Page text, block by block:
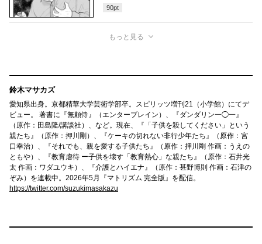
90pt
もっと見る
鈴木マサカズ
愛知県出身。京都精華大学芸術学部卒。スピリッツ増刊21（小学館）にてデ
ビュー。 著書に『無頼侍』（エンターブレイン）、『ダンダリン一◯一』
（原作：田島隆/講談社）、など。現在、『「子供を殺してください」という
親たち』（原作：押川剛）、『ケーキの切れない非行少年たち』（原作：宮
口幸治）、『それでも、親を愛する子供たち』（原作：押川剛 作画：うえの
ともや）、『教育虐待 ー子供を壊す「教育熱心」な親たち』（原作：石井光
太 作画：ワダユウキ）、『介護とハイエナ』（原作：甚野博則 作画：石津の
ぞみ）を連載中。2026年5月『マトリズム 完全版』を配信。
https://twitter.com/suzukimasakazu